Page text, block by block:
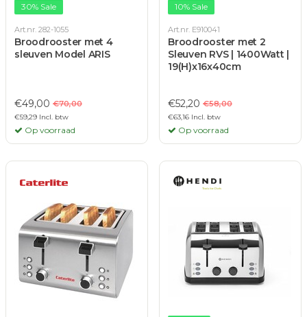
30% Sale
Art.nr. 282-1055
Broodrooster met 4
sleuven Model ARIS
€49,00 €70,00
€59,29 Incl. btw
Op voorraad
10% Sale
Art.nr. E910041
Broodrooster met 2
Sleuven RVS | 1400Watt |
19(H)x16x40cm
€52,20 €58,00
€63,16 Incl. btw
Op voorraad